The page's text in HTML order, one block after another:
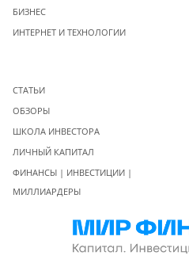
БИЗНЕС
ИНТЕРНЕТ И ТЕХНОЛОГИИ
СТАТЬИ
ОБЗОРЫ
ШКОЛА ИНВЕСТОРА
ЛИЧНЫЙ КАПИТАЛ
ФИНАНСЫ | ИНВЕСТИЦИИ |
МИЛЛИАРДЕРЫ